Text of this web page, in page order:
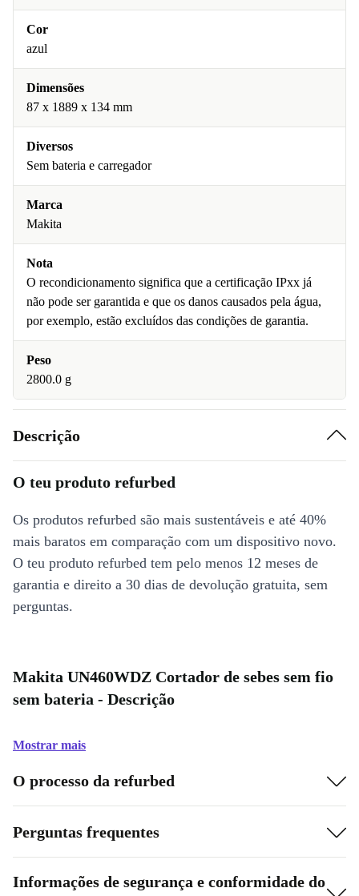
Cor
azul
Dimensões
87 x 1889 x 134 mm
Diversos
Sem bateria e carregador
Marca
Makita
Nota
O recondicionamento significa que a certificação IPxx já
não pode ser garantida e que os danos causados pela água,
por exemplo, estão excluídos das condições de garantia.
Peso
2800.0 g
Descrição
O teu produto refurbed
Os produtos refurbed são mais sustentáveis e até 40%
mais baratos em comparação com um dispositivo novo.
O teu produto refurbed tem pelo menos 12 meses de
garantia e direito a 30 dias de devolução gratuita, sem
perguntas.
Makita UN460WDZ Cortador de sebes sem fio
sem bateria - Descrição
Mostrar mais
O processo da refurbed
Perguntas frequentes
Informações de segurança e conformidade do